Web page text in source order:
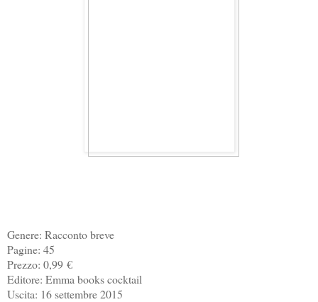
Genere: Racconto breve
Pagine: 45
Prezzo: 0,99 €
Editore: Emma books cocktail
Uscita: 16 settembre 2015